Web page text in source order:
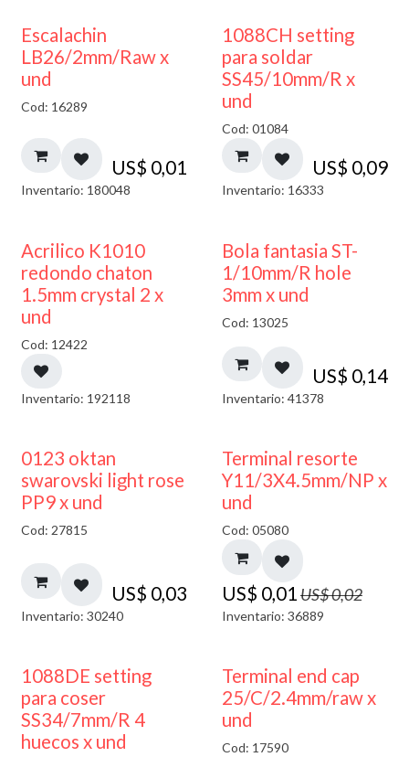
Escalachin
LB26/2mm/Raw x
und
Cod: 16289
US$ 0,01
Inventario: 180048
1088CH setting
para soldar
SS45/10mm/R x
und
Cod: 01084
US$ 0,09
Inventario: 16333
50% DESCUENTO
Acrilico K1010
redondo chaton
1.5mm crystal 2 x
und
Cod: 12422
Inventario: 192118
Bola fantasia ST-
1/10mm/R hole
3mm x und
Cod: 13025
US$ 0,14
Inventario: 41378
0123 oktan
swarovski light rose
PP9 x und
Cod: 27815
US$ 0,03
Inventario: 30240
50% DESCUENTO
Terminal resorte
Y11/3X4.5mm/NP x
und
Cod: 05080
US$ 0,01 US$0,02
Inventario: 36889
1088DE setting
para coser
SS34/7mm/R 4
huecos x und
Terminal end cap
25/C/2.4mm/raw x
und
Cod: 17590